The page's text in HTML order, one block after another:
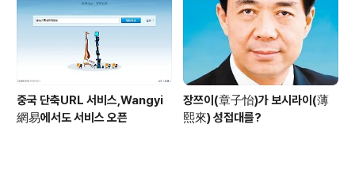
중국 단축URL 서비스,Wangyi
網易에서도 서비스 오픈
장쯔이(章子怡)가 보시라이(薄
熙來) 성접대를?